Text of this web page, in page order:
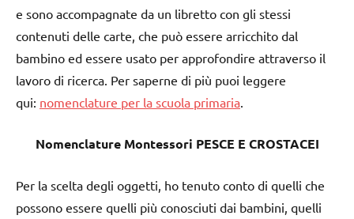
e sono accompagnate da un libretto con gli stessi
contenuti delle carte, che può essere arricchito dal
bambino ed essere usato per approfondire attraverso il
lavoro di ricerca. Per saperne di più puoi leggere
qui: nomenclature per la scuola primaria
Nomenclature Montessori PESCE E CROSTACEI
Per la scelta degli oggetti, ho tenuto conto di quelli che
possono essere quelli più conosciuti dai bambini, quelli